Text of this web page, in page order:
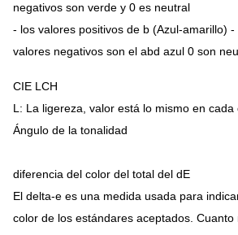
negativos son verde y 0 es neutral
- los valores positivos de b (Azul-amarillo)
valores negativos son el abd azul 0 son
CIE LCH
L: La ligereza, valor está lo mismo en cada
Ángulo de la tonalidad
diferencia del color del total del dE
El delta-e es una medida usada para
color de los estándares aceptados. Cuanto